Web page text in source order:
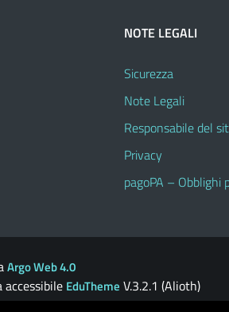
NOTE LEGALI
Sicurezza
Note Legali
Responsabile del
Privacy
pagoPA – Obblighi
Argo Web 4.0
EduTheme V.3.2.1 (Alioth)